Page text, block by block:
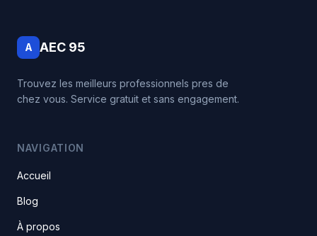
A AEC 95
Trouvez les meilleurs professionnels pres de
chez vous. Service gratuit et sans engagement.
NAVIGATION
Accueil
Blog
À propos